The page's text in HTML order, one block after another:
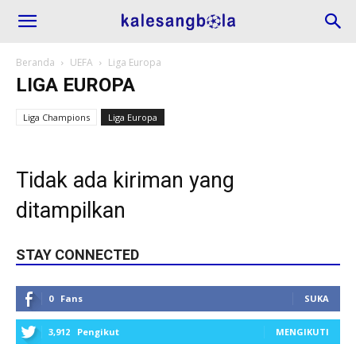
Beranda UEFA Liga Europa
LIGA EUROPA
Liga Champions Liga Europa
Tidak ada kiriman yang
ditampilkan
STAY CONNECTED
0 Fans SUKA
3,912 Pengikut MENGIKUTI